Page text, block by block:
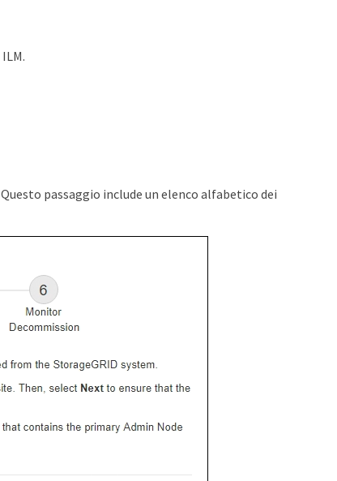
passaggio include un elenco alfabetico dei